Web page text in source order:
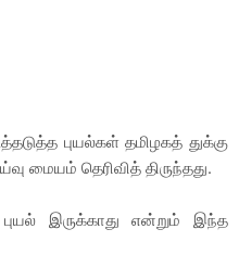
புயல்கள் தமிழகத் துக்கு
மையம் தெரிவித் திருந்தது.
இருக்காது என்றும் இந்த